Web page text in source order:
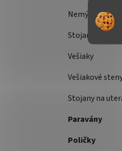
Nemý sluha
Stojany na šaty
Vešiaky
Vešiakové
Stojany na
Paravány
Poličky